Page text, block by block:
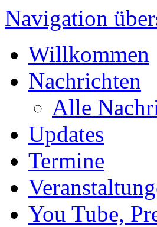
Navigation
Willkommen
Nachrichten
Alle
Updates
Termine
You Tube,